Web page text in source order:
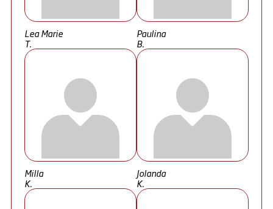
Lea Marie
T.
Paulina
B.
Milla
K.
Jolanda
K.